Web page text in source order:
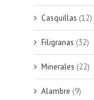
Casquillas (12)
Filigranas (32)
Minerales (22)
Alambre (9)